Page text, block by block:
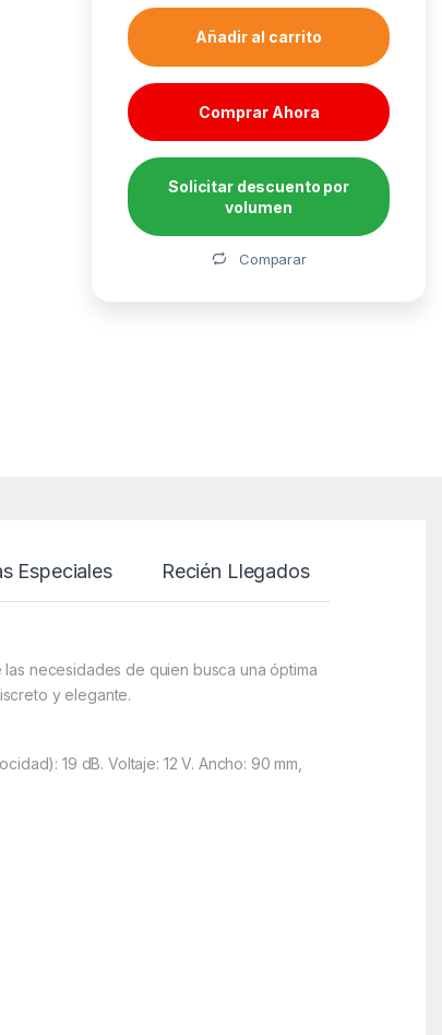
Añadir al carrito
Comprar Ahora
Solicitar descuento por
volumen
Comparar
Especiales Recién Llegados
necesidades de quien busca una óptima
y elegante.
19 dB. Voltaje: 12 V. Ancho: 90 mm,